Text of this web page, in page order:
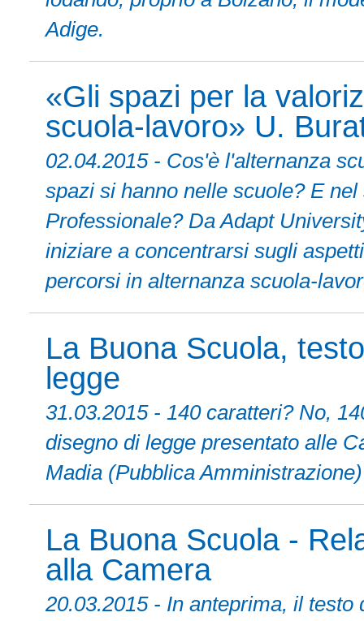
Adige.
«Gli spazi per la
scuola-lavoro» U.
02.04.2015 - Cos'è l'alternanza
spazi si hanno nelle scuole? E
Professionale? Da Adapt
iniziare a concentrarsi sugli
percorsi in alternanza scuola-
La Buona Scuola,
legge
31.03.2015 - 140 caratteri? No,
disegno di legge presentato alle
Madia (Pubblica
La Buona Scuola -
alla Camera
20.03.2015 - In anteprima, il